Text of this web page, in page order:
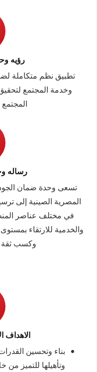
رؤيه
تطبيق نظم متكاملة
وخدمة المجتمع
رساله
تسعى وحدة ضمان
المصرية الصينية إلى
في مختلف عناصر
والخدمية للارتقاء
وكسب ثقة
الاهداف
بناء وتحسين
وتأهيلها للتميز